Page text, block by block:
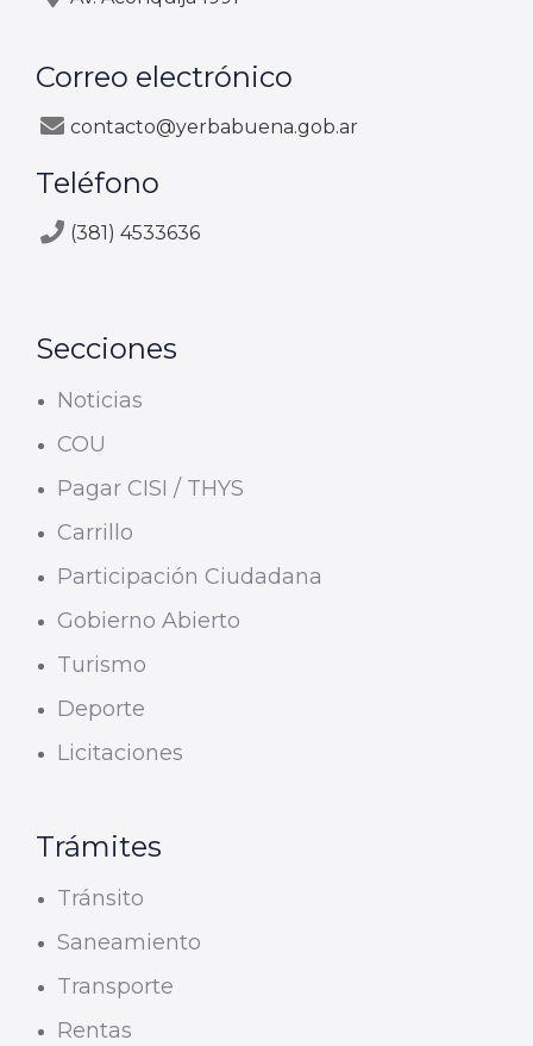
Correo electrónico
contacto@yerbabuena.gob.ar
Teléfono
(381) 4533636
Secciones
Noticias
COU
Pagar CISI / THYS
Carrillo
Participación Ciudadana
Gobierno Abierto
Turismo
Deporte
Licitaciones
Trámites
Tránsito
Saneamiento
Transporte
Rentas